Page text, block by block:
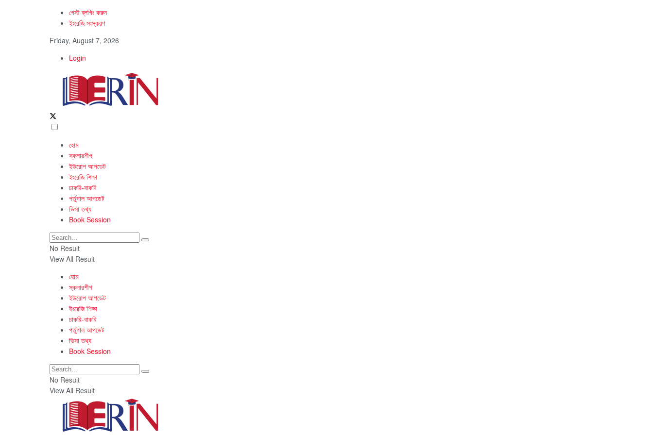
গেস্ট ব্লগিং করুন
ইংরেজি সংস্করণ
Friday, August 7, 2026
Login
হোম
স্কলারশীপ
ইউরোপ আপডেট
ইংরেজি শিক্ষা
চাকরি-বাকরি
পর্তুগাল আপডেট
ভিসা তথ্য
Book Session
No Result
View All Result
হোম
স্কলারশীপ
ইউরোপ আপডেট
ইংরেজি শিক্ষা
চাকরি-বাকরি
পর্তুগাল আপডেট
ভিসা তথ্য
Book Session
No Result
View All Result